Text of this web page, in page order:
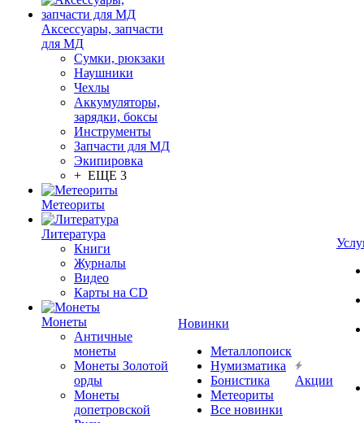
Аксессуары, запчасти
для МД
Сумки, рюкзаки
Наушники
Чехлы
Аккумуляторы,
зарядки, боксы
Инструменты
Запчасти для МД
Экипировка
+ ЕЩЕ 3
Метеориты
Литература
Книги
Журналы
Видео
Карты на CD
Монеты
Античные
монеты
Монеты Золотой
орды
Монеты
допетровской
Новинки
Металлопоиск
Нумизматика
Бонистика
Метеориты
Все новинки
Акции